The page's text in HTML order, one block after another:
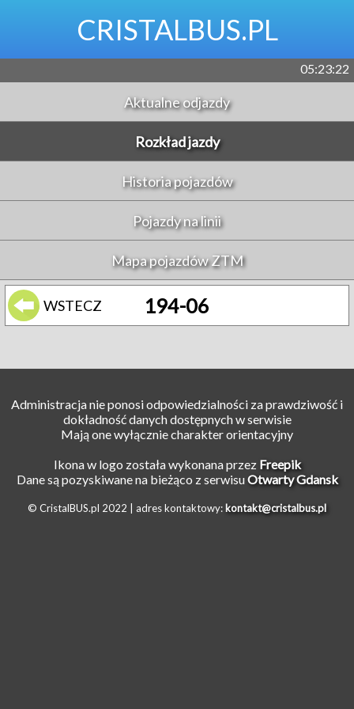
CRISTALBUS.PL
05:23:22
Aktualne odjazdy
Rozkład jazdy
Historia pojazdów
Pojazdy na linii
Mapa pojazdów ZTM
WSTECZ 194-06
Administracja nie ponosi odpowiedzialności za prawdziwość i
dokładność danych dostępnych w serwisie
Mają one wyłącznie charakter orientacyjny
Ikona w logo została wykonana przez Freepik
Dane są pozyskiwane na bieżąco z serwisuOtwarty Gdansk
© CristalBUS.pl 2022 | adres kontaktowy: kontakt@cristalbus.pl